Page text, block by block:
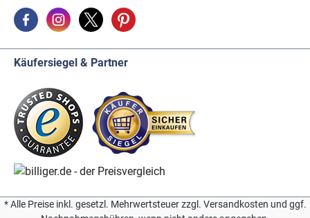
Käufersiegel & Partner
* Alle Preise inkl. gesetzl. Mehrwertsteuer zzgl. Versandkosten und ggf.